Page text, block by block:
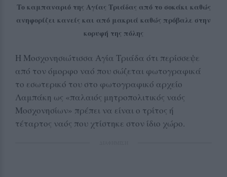
Το καμπαναριό της Αγίας Τριάδας από το σοκάκι καθώς
ανηφορίζει κανείς και από μακριά καθώς πρόβαλε στην
κορυφή της πόλης
Η Μοσχονησιώτισσα Αγία Τριάδα ότι περίσσεψε
από τον όμορφο ναό που σώζεται φωτογραφικά
το εσωτερικό του στο φωτογραφικό αρχείο
Λαμπάκη ως «παλαιός μητροπολιτικός ναός
Μοσχονησίων» πρέπει να είναι ο τρίτος ή
τέταρτος ναός που χτίστηκε στον ίδιο χώρο.